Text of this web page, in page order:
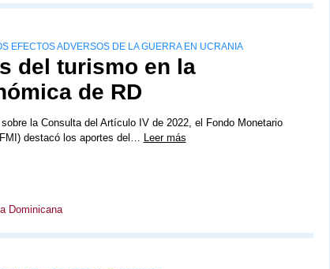
EFECTOS ADVERSOS DE LA GUERRA EN UCRANIA
del turismo en la
de RD
la Consulta del Artículo IV de 2022, el Fondo Monetario
destacó los aportes del…
Leer más
Dominicana